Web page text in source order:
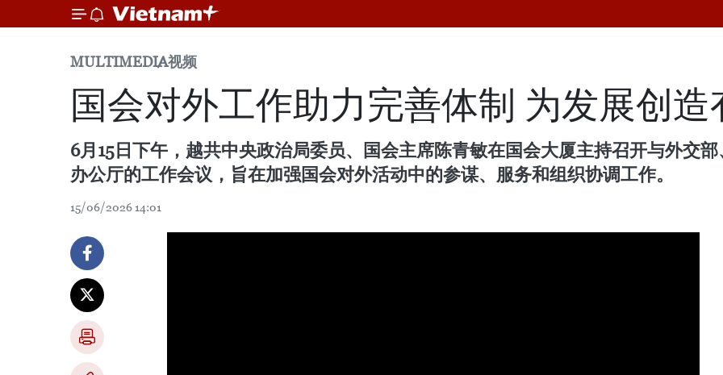
MULTIMEDIA视频
国会对外工作助力完善体制 为发展创造
6月15日下午，越共中央政治局委员、国会主席陈青敏在国会大厦主持召开与外交
办公厅的工作会议，旨在加强国会对外活动中的参谋、服务和组织协调工作。
15/06/2026 14:01